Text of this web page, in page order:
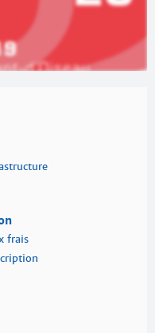
Bienvenue en Belgique
frais